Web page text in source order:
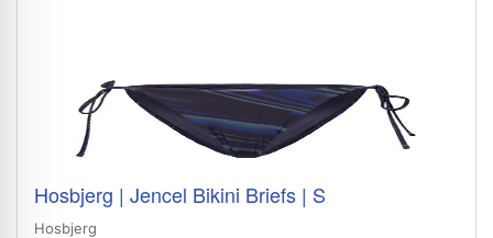
Hosbjerg | Jencel Bikini Briefs | S
Hosbjerg